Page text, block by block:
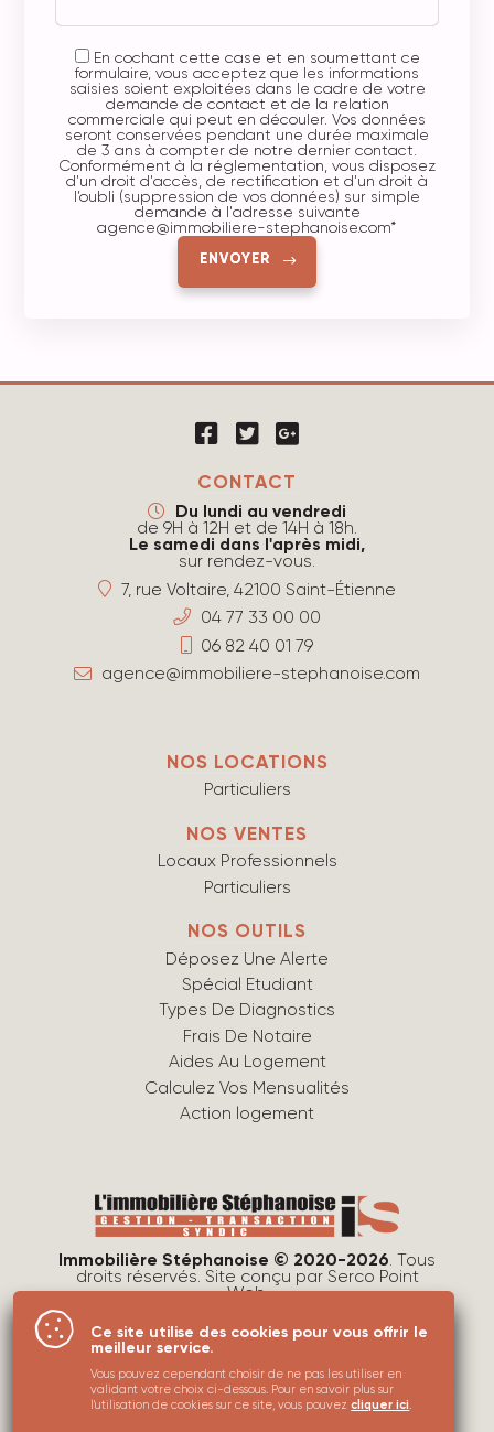
En cochant cette case et en soumettant ce
formulaire, vous acceptez que les informations
saisies soient exploitées dans le cadre de votre
demande de contact et de la relation
commerciale qui peut en découler. Vos données
seront conservées pendant une durée maximale
de 3 ans à compter de notre dernier contact.
Conformément à la réglementation, vous disposez
d'un droit d'accès, de rectification et d'un droit à
l’oubli (suppression de vos données) sur simple
demande à l'adresse suivante
agence@immobiliere-stephanoise.com*
ENVOYER
CONTACT
Du lundi au vendredi
de 9H à 12H et de 14H à 18h.
Le samedi dans l'après midi,
sur rendez-vous.
7, rue Voltaire, 42100 Saint-Étienne
04 77 33 00 00
06 82 40 01 79
agence@immobiliere-stephanoise.com
NOS LOCATIONS
Particuliers
NOS VENTES
Locaux Professionnels
Particuliers
NOS OUTILS
Déposez Une Alerte
Spécial Etudiant
Types De Diagnostics
Frais De Notaire
Aides Au Logement
Calculez Vos Mensualités
Action logement
Immobilière Stéphanoise © 2020-2026. Tous
droits réservés. Site conçu par Serco Point
Web.
Protection des données
Utilisations des cookies
Plan du site
Ce site utilise des cookies pour vous offrir le
meilleur service.
Vous pouvez cependant choisir de ne pas les utiliser en
validant votre choix ci-dessous. Pour en savoir plus sur
l'utilisation de cookies sur ce site, vous pouvezcliquer ici